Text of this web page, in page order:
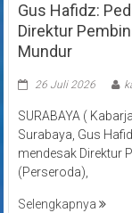
Gus Hafidz:
Direktur
Mundur
26 Juli 2026
SURABAYA (
Surabaya, Gus
mendesak Direktur
(Perseroda),
Selengkapnya